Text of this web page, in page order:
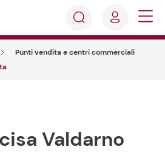
Punti vendita e centri commerciali
Valdarno